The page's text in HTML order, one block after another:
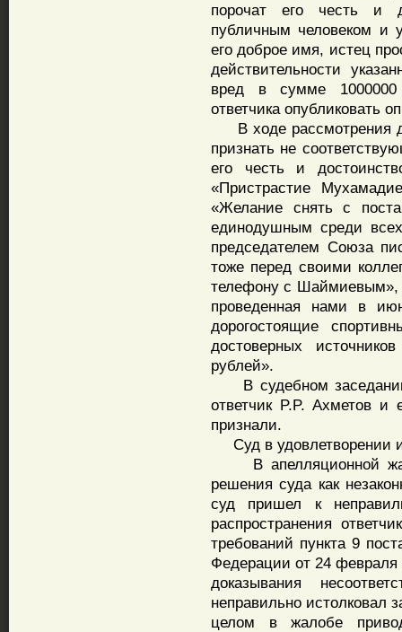
порочат его честь и
публичным человеком и
его доброе имя, истец
действительности
вред в сумме 1000000
ответчика опубликовать
В ходе рассмотрения
признать не
его честь и
«Пристрастие
«Желание снять с
единодушным среди
председателем Союза
тоже перед своими
телефону с Шаймиевым»,
проведенная нами в
дорогостоящие
достоверных
рублей».
В судебном заседании
ответчик P.P. Ахметов и
признали.
Суд в удовлетворении
В апелляционной
решения суда как
суд пришел к
распространения
требований пункта 9
Федерации от 24 февраля
доказывания
неправильно истолковал
целом в жалобе